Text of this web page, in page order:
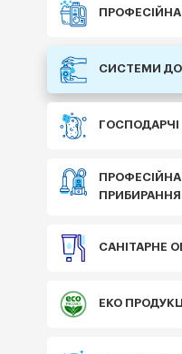
ПРОФЕСІЙНА
СИСТЕМИ
ГОСПОДАРЧІ
ПРОФЕСІЙНА
ПРИБИРАННЯ
САНІТАРНЕ
ЕКО